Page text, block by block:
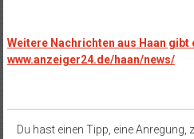
Weitere Nachrichten aus Haan gibt
www.anzeiger24.de/haan/news/
Du hast einen Tipp, eine